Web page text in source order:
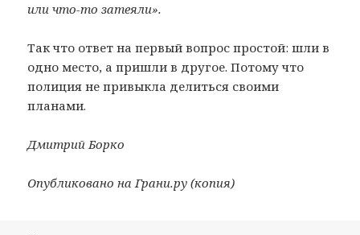
или что-то затеяли».
Так что ответ на первый вопрос простой: шли в
одно место, а пришли в другое. Потому что
полиция не привыкла делиться своими
планами.
Дмитрий Борко
Опубликовано наГрани.ру (копия)